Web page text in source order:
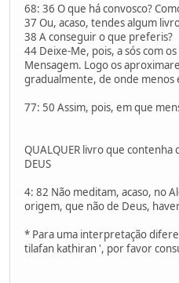
68: 36 O que há convosco?
37 Ou, acaso, tendes algum
38 A conseguir o que preferis?
44 Deixe-Me, pois, a sós com
Mensagem. Logo os
gradualmente, de onde menos
77: 50 Assim, pois, em que
QUALQUER livro que
DEUS
4: 82 Não meditam, acaso, no
origem, que não de Deus,
* Para uma interpretação
tilafan kathiran ', por favor